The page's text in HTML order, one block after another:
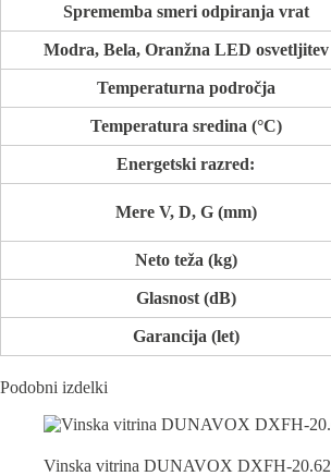
Sprememba smeri odpiranja vrat
Modra, Bela, Oranžna LED osvetljitev
Temperaturna področja
Temperatura sredina (°C)
Energetski razred:
Mere V, D, G (mm)
Neto teža (kg)
Glasnost (dB)
Garancija (let)
Podobni izdelki
Vinska vitrina DUNAVOX DXFH-20.62